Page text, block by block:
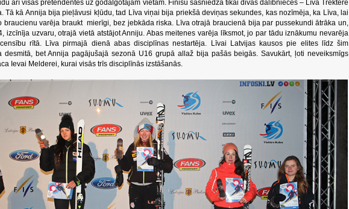
arī visas pretendentes uz godalgotajām vietām. Finišu sasniedza tikai divas dalībnieces – Līva Trektere
Tā kā Annija bija pieļāvusi kļūdu, tad Līva viņai bija priekšā deviņas sekundes, kas nozīmēja, ka Līva, lai
braucienu varēja braukt mierīgi, bez jebkāda riska. Līva otrajā braucienā bija par pussekundi ātrāka un,
izcīnīja uzvaru, otrajā vietā atstājot Anniju. Abas meitenes varēja līksmot, jo par tādu iznākumu nevarēja
rītā. Līva pirmajā dienā abas disciplīnas nestartēja. Līvai Latvijas kausos pie elites līdz šim
desmitā, bet Annija pagājušajā sezonā U16 grupā allaž bija pašās beigās. Savukārt, ļoti neveiksmīgs
Ievai Melderei, kurai visās trīs disciplīnās izstāšanās.